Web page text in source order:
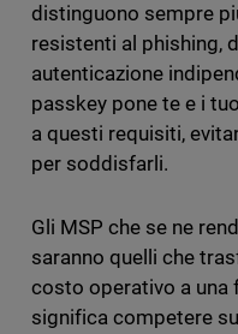
distinguono sempre
resistenti al phishing,
autenticazione
passkey pone te e i
a questi requisiti,
per soddisfarli.
Gli MSP che se ne
saranno quelli che
costo operativo a
significa competere